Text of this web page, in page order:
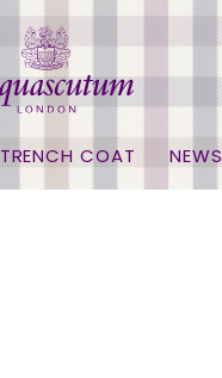
TRENCH COAT NEWS